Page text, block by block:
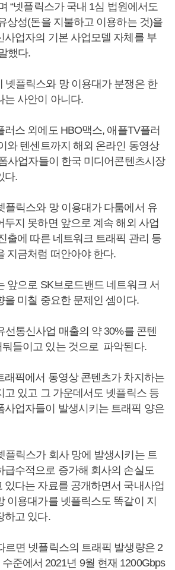
“넷플릭스가 국내 1심 법원에서도
상성(돈을 지불하고 이용하는 것)을
사업자의 기본 사업모델 자체를 부
했다.
넷플릭스와 망 이용대가 분쟁은 한
는 사안이 아니다.
러스 외에도 HBO맥스, 애플TV플러
와 텐센트까지 해외 온라인 동영상
사업자들이 한국 미디어콘텐츠시장
다.
플릭스와 망 이용대가 다툼에서 유
두지 못하면 앞으로 계속 해외 사업
출에 따른 네트워크 트래픽 관리 등
지금처럼 떠안아야 한다.
앞으로 SK브로드밴드 네트워크 서
을 미칠 중요한 문제인 셈이다.
선통신사업 매출의 약 30%를 콘텐
들이고 있는 것으로 파악된다.
래픽에서 동영상 콘텐츠가 차지하는
고 있고 그 가운데서도 넷플릭스 등
사업자들이 발생시키는 트래픽 양은
플릭스가 회사 망에 발생시키는 트
급수적으로 증가해 회사의 손실도
있다는 자료를 공개하면서 국내사업
이용대가를 넷플릭스도 똑같이 지
하고 있다.
르면 넷플릭스의 트래픽 발생량은 2
준에서 2021년 9월 현재 1200Gbps